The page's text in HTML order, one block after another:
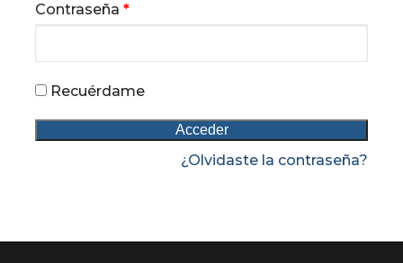
Contraseña *
Recuérdame
Acceder
¿Olvidaste la contraseña?